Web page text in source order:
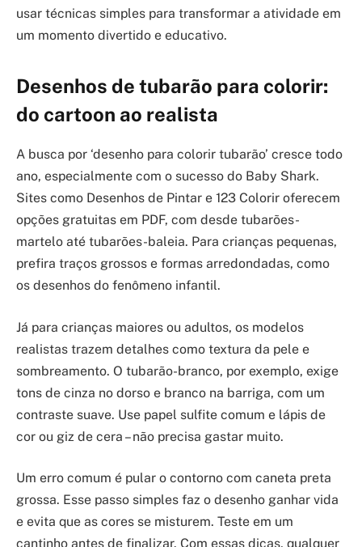
usar técnicas simples para transformar a atividade em
um momento divertido e educativo.
Desenhos de tubarão para colorir:
do cartoon ao realista
A busca por ‘desenho para colorir tubarão’ cresce todo
ano, especialmente com o sucesso do Baby Shark.
Sites como Desenhos de Pintar e 123 Colorir oferecem
opções gratuitas em PDF, com desde tubarões-
martelo até tubarões-baleia. Para crianças pequenas,
prefira traços grossos e formas arredondadas, como
os desenhos do fenômeno infantil.
Já para crianças maiores ou adultos, os modelos
realistas trazem detalhes como textura da pele e
sombreamento. O tubarão-branco, por exemplo, exige
tons de cinza no dorso e branco na barriga, com um
contraste suave. Use papel sulfite comum e lápis de
cor ou giz de cera – não precisa gastar muito.
Um erro comum é pular o contorno com caneta preta
grossa. Esse passo simples faz o desenho ganhar vida
e evita que as cores se misturem. Teste em um
cantinho antes de finalizar. Com essas dicas, qualquer